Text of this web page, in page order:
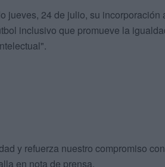
jueves, 24 de julio, su incorporación
inclusivo que promueve la
y refuerza nuestro compromiso
en nota de prensa.